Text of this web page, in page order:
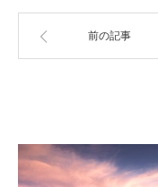
前の記事